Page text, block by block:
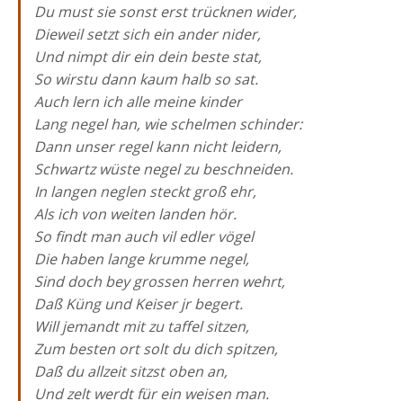
Du must sie sonst erst trücknen wider,
Dieweil setzt sich ein ander nider,
Und nimpt dir ein dein beste stat,
So wirstu dann kaum halb so sat.
Auch lern ich alle meine kinder
Lang negel han, wie schelmen schinder:
Dann unser regel kann nicht leidern,
Schwartz wüste negel zu beschneiden.
In langen neglen steckt groß ehr,
Als ich von weiten landen hör.
So findt man auch vil edler vögel
Die haben lange krumme negel,
Sind doch bey grossen herren wehrt,
Daß Küng und Keiser jr begert.
Will jemandt mit zu taffel sitzen,
Zum besten ort solt du dich spitzen,
Daß du allzeit sitzst oben an,
Und zelt werdt für ein weisen man.